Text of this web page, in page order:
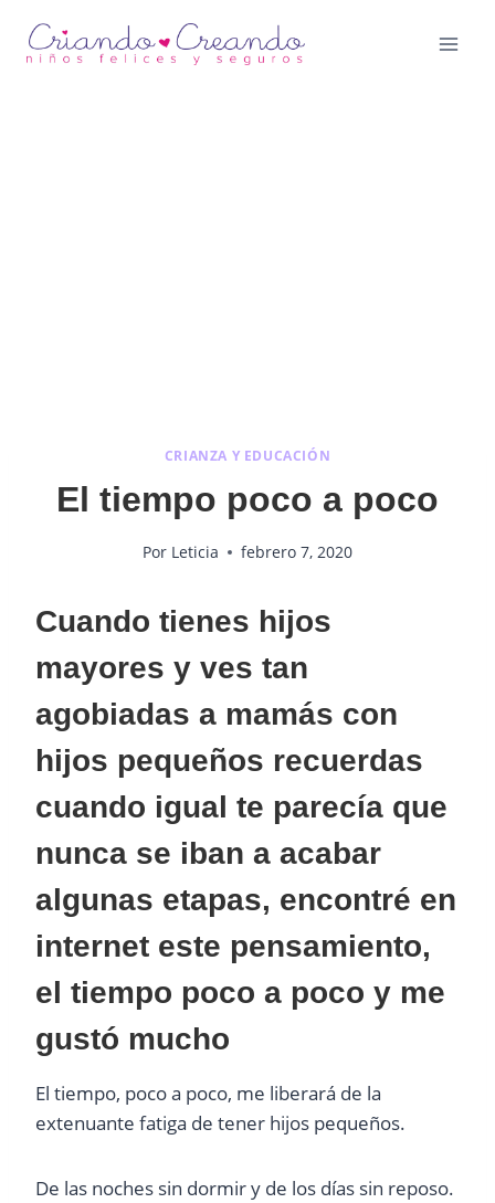
CRIANZA Y EDUCACIÓN
El tiempo poco a poco
Por Leticia febrero 7, 2020
Cuando tienes hijos
mayores y ves tan
agobiadas a mamás con
hijos pequeños recuerdas
cuando igual te parecía que
nunca se iban a acabar
algunas etapas, encontré en
internet este pensamiento,
el tiempo poco a poco y me
gustó mucho
El tiempo, poco a poco, me liberará de la
extenuante fatiga de tener hijos pequeños.
De las noches sin dormir y de los días sin reposo.